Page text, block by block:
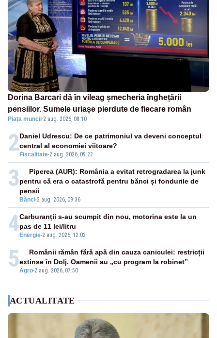
Dorina Barcari dă în vileag șmecheria înghețării
pensiilor. Sumele uriașe pierdute de fiecare român
Piața muncii·2 aug. 2026, 08:10
2 Fiscalitate-2 aug. 2026, 09:22
Daniel Udrescu: De ce patrimoniul va deveni conceptul
central al economiei viitoare?
3
Bănci-2 aug. 2026, 09:36
Piperea (AUR): România a evitat retrogradarea la junk
pentru că era o catastrofă pentru bănci și fondurile de
pensii
4 Energie-2 aug. 2026, 12:02
Carburanții s-au scumpit din nou, motorina este la un
pas de 11 lei/litru
5Agro-2 aug. 2026, 07:50
Românii rămân fără apă din cauza caniculei: restricții
extinse în Dolj. Oamenii au „cu program la robinet”
ACTUALITATE